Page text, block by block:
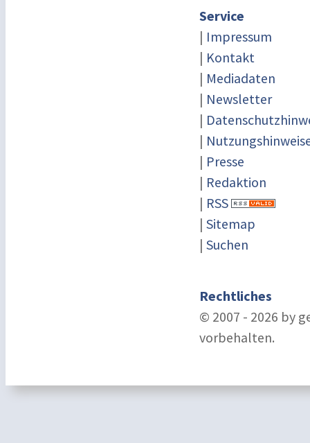
Service
| Impressum
| Kontakt
| Mediadaten
| Newsletter
|
|
| Presse
| Redaktion
| RSS
| Sitemap
| Suchen
Rechtliches
© 2007 - 2026 by
vorbehalten.